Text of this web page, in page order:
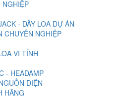
NGHIỆP
- DÂY LOA DỰ ÁN
CHUYÊN NGHIỆP
VI TÍNH
- HEADAMP
ĐIỆN
HÃNG